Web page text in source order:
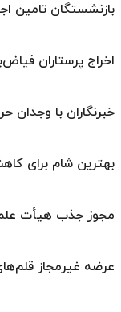
بازنشستگان تامین
اخراج پرستاران
خبرنگاران با وجدان
بهترین شام برای
مجوز جذب هیأت
عرضه غیرمجاز